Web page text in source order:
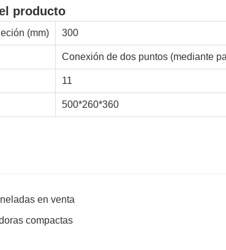
producto
(mm) 300
Conexión de dos puntos (mediante
11
500*260*360
en venta
compactas